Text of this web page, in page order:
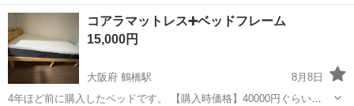
品いたします。 使用感はありますが、普段から清潔に使用しておりま
した。 目立った汚れやダメージはありません。 【サイズ】セミダブル
【使用期間】約5〜6年...
福岡 福岡市
コアラマットレス➕ベッドフレーム
15,000円
大阪府 鶴橋駅
8月8日
4年ほど前に購入したベッドです。 【購入時価格】40000円ぐらい